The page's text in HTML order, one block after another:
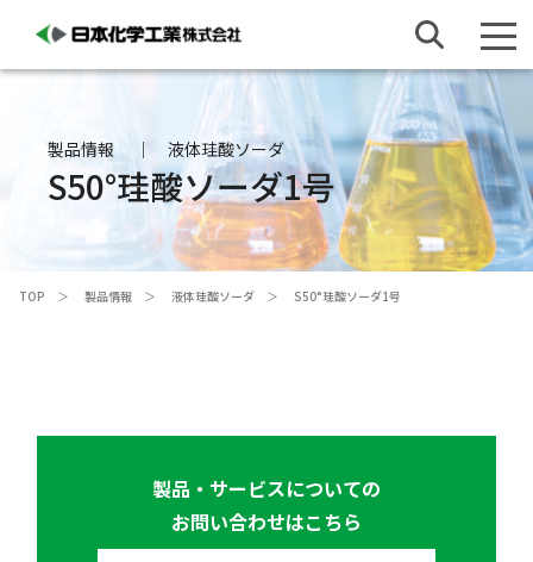
製品情報 液体珪酸ソーダ
S50°珪酸ソーダ1号
TOP 製品情報 液体珪酸ソーダ S50°珪酸ソーダ1号
製品・サービスについての
お問い合わせはこちら